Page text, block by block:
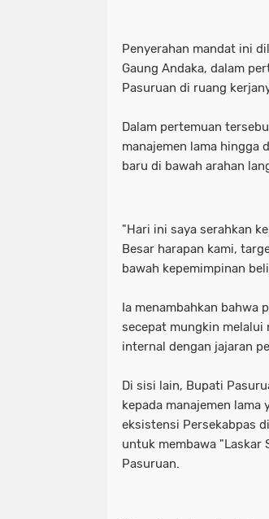
Penyerahan mandat ini
Gaung Andaka, dalam
Pasuruan di ruang
Dalam pertemuan
manajemen lama hingga
baru di bawah arahan
"Hari ini saya serahkan
Besar harapan kami,
bawah kepemimpinan
Ia menambahkan bahwa
secepat mungkin
internal dengan jajaran
Di sisi lain, Bupati
kepada manajemen
eksistensi Persekabpas
untuk membawa "Laskar
Pasuruan.